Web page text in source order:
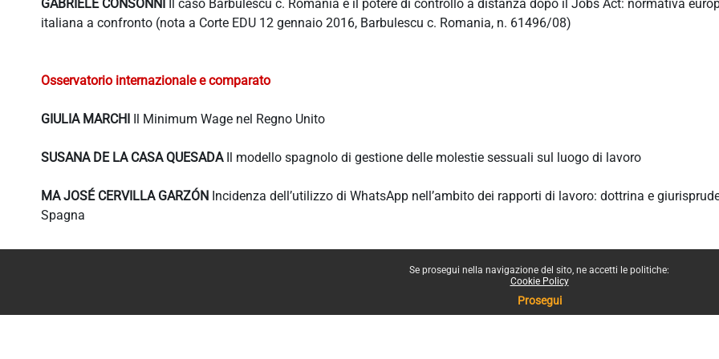
Se prosegui nella navigazione del sito, ne accetti le politiche:
Cookie Policy
Prosegui
GABRIELE CONSONNI Il caso Barbulescu c. Romania e il potere di controllo a distanza dopo il Jobs Act: normativa
italiana a confronto (nota a Corte EDU 12 gennaio 2016, Barbulescu c. Romania, n. 61496/08)
Osservatorio internazionale e comparato
GIULIA MARCHI Il Minimum Wage nel Regno Unito
SUSANA DE LA CASA QUESADAIl modello spagnolo di gestione delle molestie sessuali sul luogo di lavoro
MA JOSÉ CERVILLA GARZÓN Incidenza dell’utilizzo di WhatsApp nell’ambito dei rapporti di lavoro: dottrina e
Spagna